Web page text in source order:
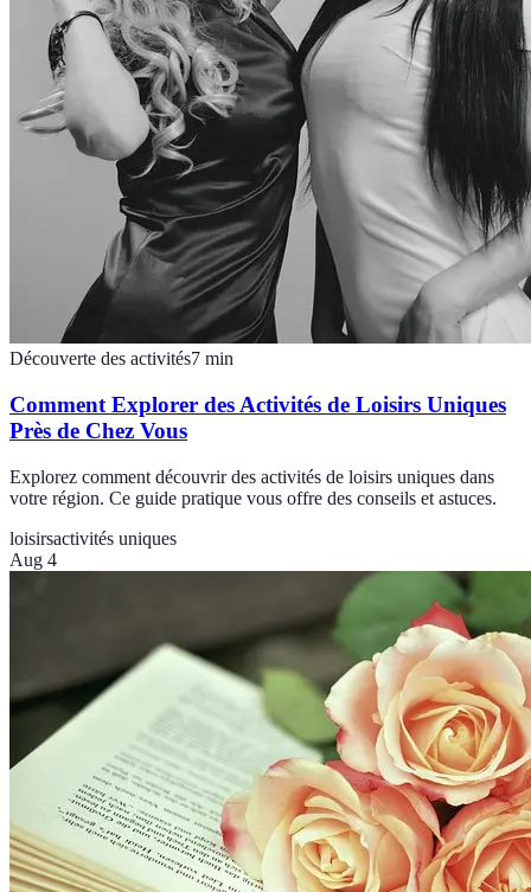
Découverte des activités7 min
Comment Explorer des Activités de Loisirs Uniques
Près de Chez Vous
Explorez comment découvrir des activités de loisirs uniques dans
votre région. Ce guide pratique vous offre des conseils et astuces.
loisirsactivités uniques
Aug 4